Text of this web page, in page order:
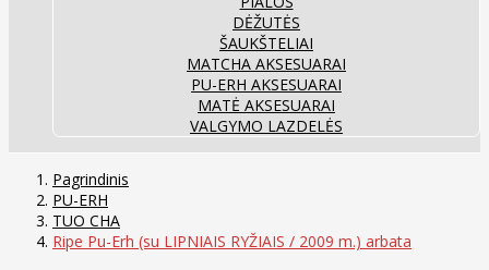
DĖŽUTĖS
ŠAUKŠTELIAI
MATCHA AKSESUARAI
PU-ERH AKSESUARAI
MATĖ AKSESUARAI
VALGYMO LAZDELĖS
Pagrindinis
PU-ERH
TUO CHA
Ripe Pu-Erh (su LIPNIAIS RYŽIAIS / 2009 m.) arbata